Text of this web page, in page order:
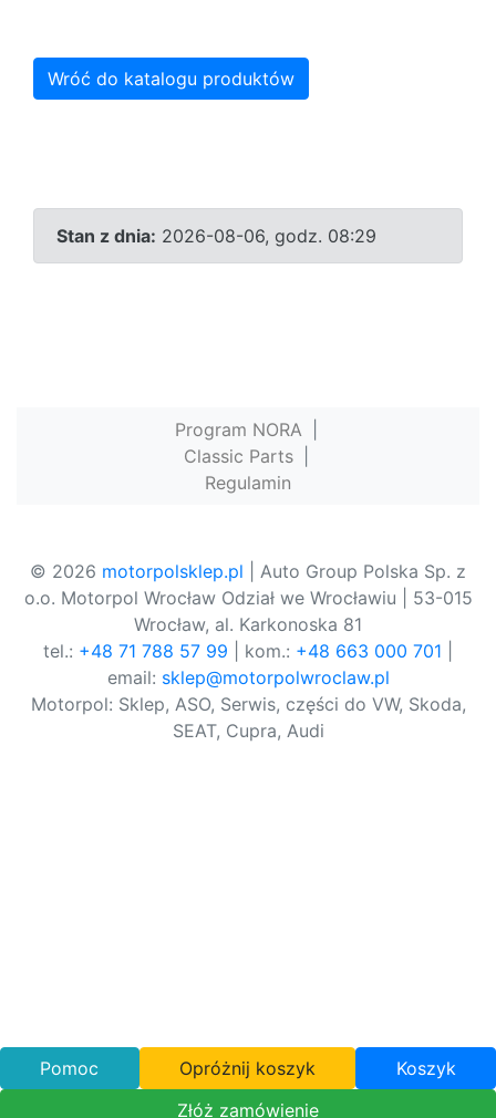
Wróć do katalogu produktów
Stan z dnia: 2026-08-06, godz. 08:29
Program NORA
Classic Parts
Regulamin
© 2026 motorpolsklep.pl | Auto Group Polska Sp. z
o.o. Motorpol Wrocław Odział we Wrocławiu | 53-015
Wrocław, al. Karkonoska 81
tel.: +48 71 788 57 99 | kom.: +48 663 000 701
email: sklep@motorpolwroclaw.pl
Motorpol: Sklep, ASO, Serwis, części do VW, Skoda,
SEAT, Cupra, Audi
Pomoc Opróżnij koszyk
Koszyk
Złóż zamówienie